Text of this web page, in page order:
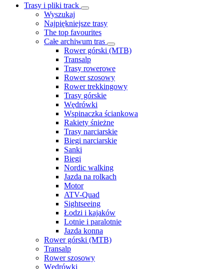
Trasy i pliki track
Wyszukaj
Najpiękniejsze trasy
The top favourites
Całe archiwum tras
Rower górski (MTB)
Transalp
Trasy rowerowe
Rower szosowy
Rower trekkingowy
Trasy górskie
Wędrówki
Wspinaczka ściankowa
Rakiety śnieżne
Trasy narciarskie
Biegi narciarskie
Sanki
Biegi
Nordic walking
Jazda na rolkach
Motor
ATV-Quad
Sightseeing
Łodzi i kajaków
Lotnie i paralotnie
Jazda konna
Rower górski (MTB)
Transalp
Rower szosowy
Wędrówki